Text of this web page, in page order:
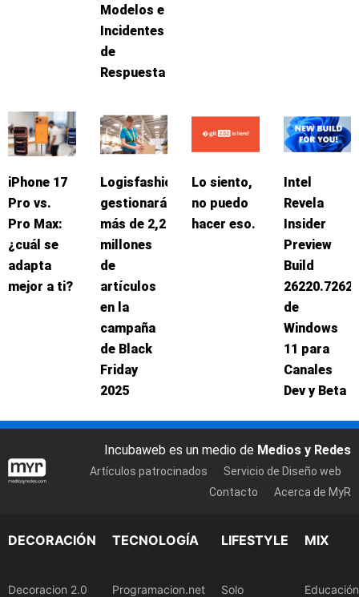
Modelos e
Incidentes
de
Respuesta
iPhone 17
Pro vs.
Pro Max:
¿cuál se
adapta
mejor a ti?
Logisfashion
gestionará
más de 2,2
millones
de
artículos
en la
campaña
de Black
Friday
2025
Lo siento,
no puedo
hacer eso.
Intel
Revela
Insider
Preview
Build
26220.7262
de
Windows
11 para
Canales
Dev y Beta
Incubaweb es un medio de Medios y Redes
Artículos patrocinados
Servicio de Diseño web
Contacto
Acerca de MyR
DECORACIÓN
Decoracion 2.0
TECNOLOGÍA
Programacion.net
LIFESTYLE
Solo
MIX
Educación